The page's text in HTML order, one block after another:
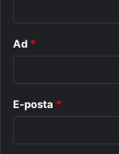
Ad *
E-posta *